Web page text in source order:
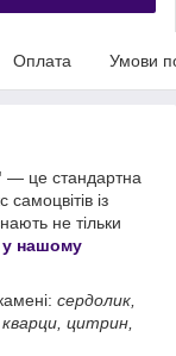
Оплата Умови
— це стандартна
із
не тільки
у нашому
сердолик,
цитрин,